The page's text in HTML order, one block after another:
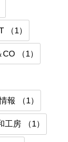
（1）
（1）
報 （1）
工房 （1）